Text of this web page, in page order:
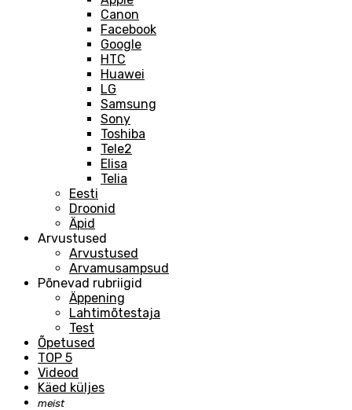
Canon
Facebook
Google
HTC
Huawei
LG
Samsung
Sony
Toshiba
Tele2
Elisa
Telia
Eesti
Droonid
Äpid
Arvustused
Arvustused
Arvamusampsud
Põnevad rubriigid
Äppening
Lahtimõtestaja
Test
Õpetused
TOP 5
Videod
Käed küljes
meist